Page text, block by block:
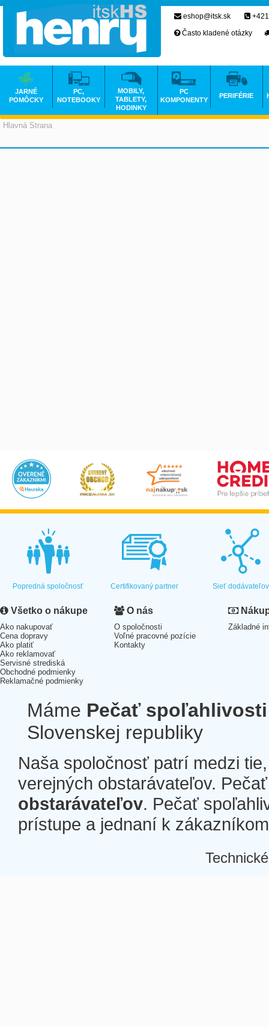
Hlavná Strana
eshop@itsk.sk
Často kladené otázky
JARNÉ
POMÔCKY
PC,
NOTEBOOKY
MOBILY,
TABLETY,
HODINKY
PC
KOMPONENTY
PERIFÉRIE
Popredná spoločnosť Certifikovaný partner Sieť dodávateľov
Všetko o nákupe
Ako nakupovať
Cena dopravy
Ako platiť
Ako reklamovať
Servisné strediská
Obchodné podmienky
Reklamačné podmienky
O nás
O spoločnosti
Voľné pracovné pozície
Kontakty
Základné
Máme Pečať spoľahlivosti
Slovenskej republiky
Naša spoločnosť patrí medzi
verejných obstarávateľov.
obstarávateľov. Pečať
prístupe a jednaní k